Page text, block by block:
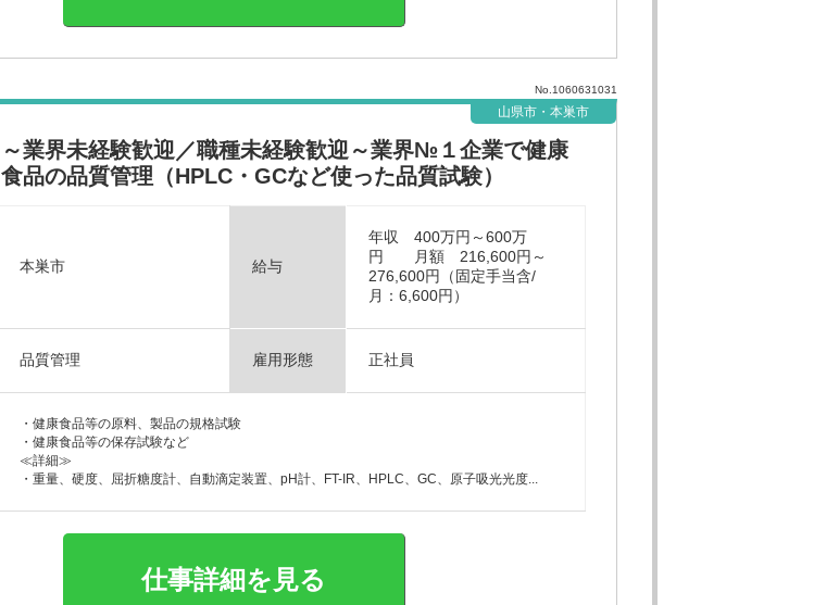
No.1060631031
山県市・本巣市
～業界未経験歓迎／職種未経験歓迎～業界№１企業で健康
食品の品質管理（HPLC・GCなど使った品質試験）
本巣市 給与
年収 400万円～600万
円 月額 216,600円～
276,600円（固定手当含/
月：6,600円）
品質管理 雇用形態 正社員
・健康食品等の原料、製品の規格試験
・健康食品等の保存試験など
≪詳細≫
・重量、硬度、屈折糖度計、自動滴定装置、pH計、FT-IR、HPLC、GC、原子吸光光度...
仕事詳細を見る